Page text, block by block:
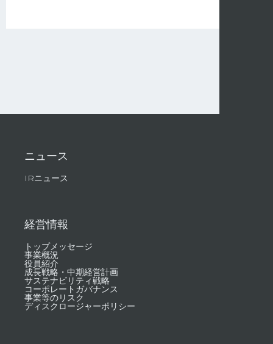
ニュース
IRニュース
経営情報
トップメッセージ
事業概況
役員紹介
成長戦略・中期経営計画
サステナビリティ戦略
コーポレートガバナンス
事業等のリスク
ディスクロージャーポリシー